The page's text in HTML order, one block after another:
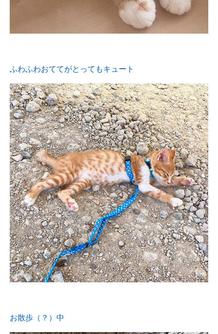
ふわふわおててがとってもキュート
お散歩（？）中